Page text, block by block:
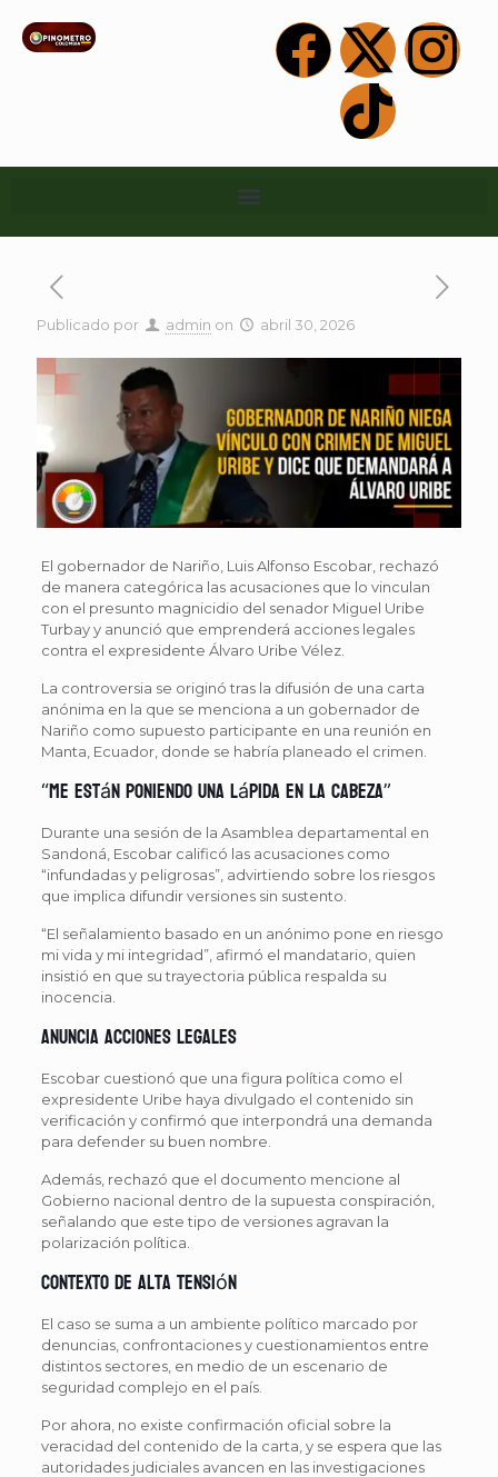
Publicado por admin on abril 30, 2026
El gobernador de Nariño, Luis Alfonso Escobar, rechazó
de manera categórica las acusaciones que lo vinculan
con el presunto magnicidio del senador Miguel Uribe
Turbay y anunció que emprenderá acciones legales
contra el expresidente Álvaro Uribe Vélez.
La controversia se originó tras la difusión de una carta
anónima en la que se menciona a un gobernador de
Nariño como supuesto participante en una reunión en
Manta, Ecuador, donde se habría planeado el crimen.
“Me están poniendo una lápida en la cabeza”
Durante una sesión de la Asamblea departamental en
Sandoná, Escobar calificó las acusaciones como
“infundadas y peligrosas”, advirtiendo sobre los riesgos
que implica difundir versiones sin sustento.
“El señalamiento basado en un anónimo pone en riesgo
mi vida y mi integridad”, afirmó el mandatario, quien
insistió en que su trayectoria pública respalda su
inocencia.
Anuncia acciones legales
Escobar cuestionó que una figura política como el
expresidente Uribe haya divulgado el contenido sin
verificación y confirmó que interpondrá una demanda
para defender su buen nombre.
Además, rechazó que el documento mencione al
Gobierno nacional dentro de la supuesta conspiración,
señalando que este tipo de versiones agravan la
polarización política.
Contexto de alta tensión
El caso se suma a un ambiente político marcado por
denuncias, confrontaciones y cuestionamientos entre
distintos sectores, en medio de un escenario de
seguridad complejo en el país.
Por ahora, no existe confirmación oficial sobre la
veracidad del contenido de la carta, y se espera que las
autoridades judiciales avancen en las investigaciones